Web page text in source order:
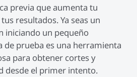
previa que aumenta tu
resultados. Ya seas un
iniciando un pequeño
de prueba es una herramienta
para obtener cortes y
desde el primer intento.